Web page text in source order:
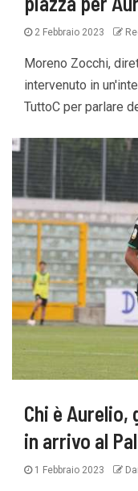
2 Febbraio 2023
Moreno Zocchi,
intervenuto in
TuttoC per parlare
Chi è
in arrivo al
1 Febbraio 2023